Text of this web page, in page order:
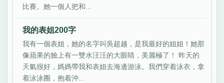
比賽。她一個人把和...
我的表姐200字
我有一個表姐，她的名字叫吳超越，是我最好的姐姐！她那
像蘋果的臉上有一雙水汪汪的大眼睛，美麗極了！ 昨天的
天氣很好，媽媽帶我和表姐去海邊游泳。我們穿着泳衣，拿
着泳泳圈，抱着沖...